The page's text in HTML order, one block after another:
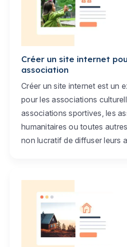
Créer un site internet
association
Créer un site internet est un
pour les associations
associations sportives, les
humanitaires ou toutes
non lucratif de diffuser leurs